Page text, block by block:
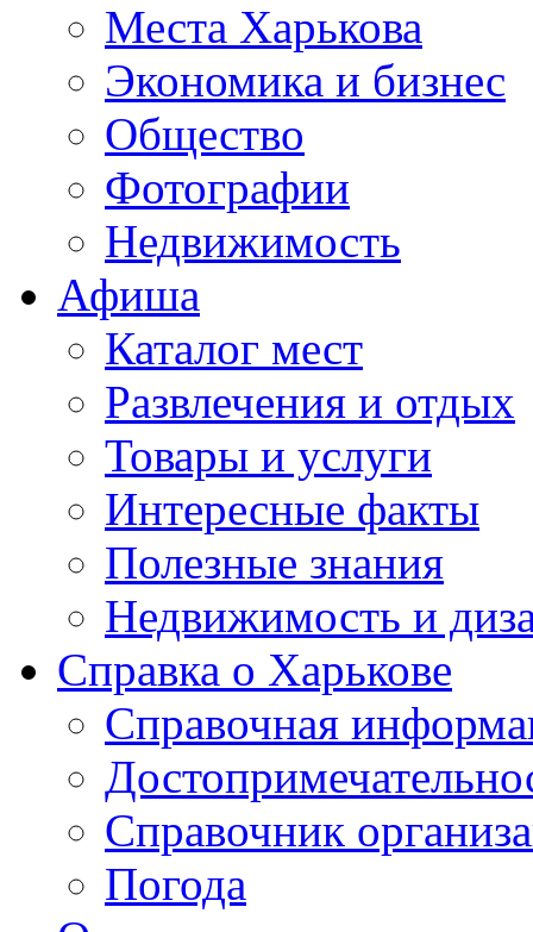
Места Харькова
Экономика и бизнес
Общество
Фотографии
Недвижимость
Афиша
Каталог мест
Развлечения и отдых
Товары и услуги
Интересные факты
Полезные знания
Недвижимость и
Справка о Харькове
Справочная
Справочник
Погода